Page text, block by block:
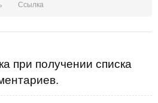
Ссылка
при получении списка